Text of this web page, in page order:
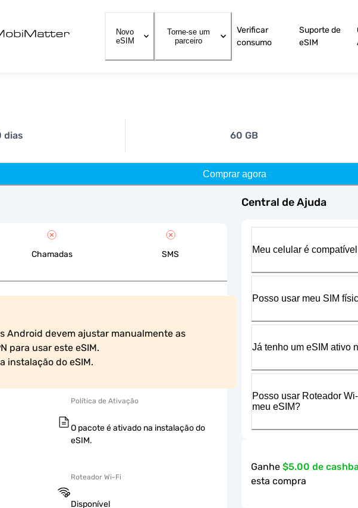
Novo
eSIM
Torne-se um
parceiro
Verificar
consumo
Suporte de
eSIM
dias 60 GB
Comprar agora
Chamadas SMS
Android devem ajustar manualmente as
para usar este eSIM.
instalação do eSIM.
Política de Ativação
O pacote é ativado na instalação do
eSIM.
Roteador Wi-Fi
Disponível
Central de Ajuda
Meu celular é
Posso usar meu SIM
Já tenho um eSIM ativo
Posso usar Roteador
meu eSIM?
Ganhe $5.00 de
esta compra